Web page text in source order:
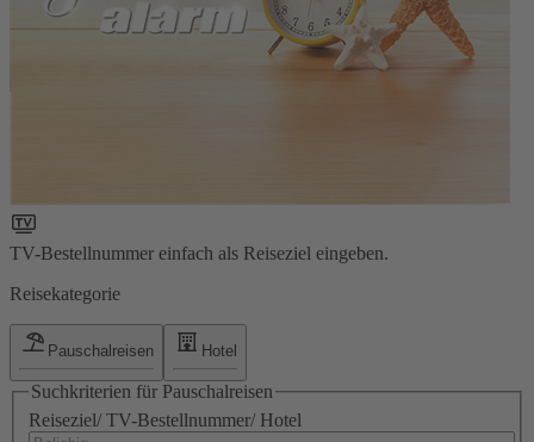
TV-Bestellnummer einfach als Reiseziel eingeben.
Reisekategorie
Pauschalreisen Hotel
Suchkriterien für Pauschalreisen
Reiseziel/ TV-Bestellnummer/ Hotel